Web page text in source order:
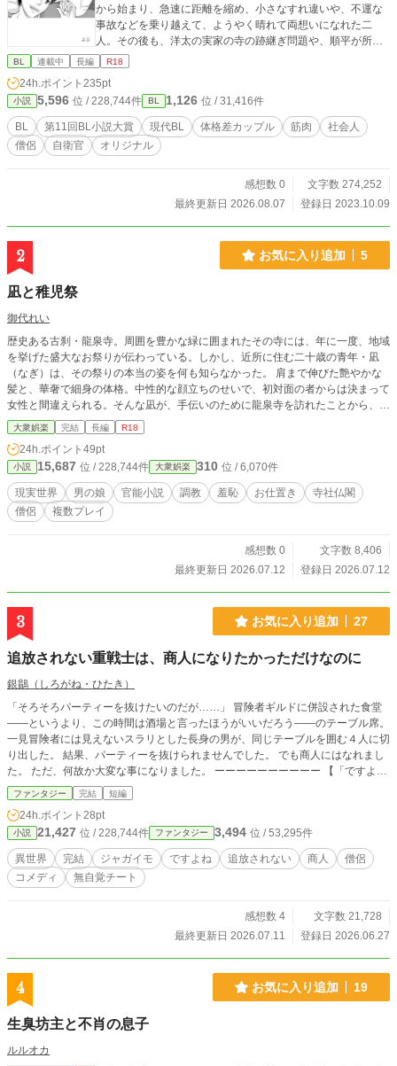
から始まり、急速に距離を縮め、小さなすれ違いや、不運な
事故などを乗り越えて、ようやく晴れて両想いになれた二
人。その後も、洋太の実家の寺の跡継ぎ問題や、順平が所属
する自衛隊の陸上部の存続問題など、様々な壁に突き当たる
ルの危機を乗り越えて行く。 海辺の古都で紡がれる、新人僧
侶と筋肉自衛官のボーイズラブ×陸上青春ヒューマンドラマ。
第11回BL小説大賞に参加してみようと、初のオリジナル小説
に挑戦してみることにしました。 過去に１話分だけ漫画（ネ
ーム）で上げてある「潮騒サンセットロード」という作品
のほうも、どうぞご覧になってみて下さい。 もともと漫画で
原稿にする又はネーム原作を目指して描き始めたので、オリ
問題が発生したり、書き直したくなった場合は、いったん投
稿を取り下げるかもです。 （一章と四章の後ろのほうでわり
BL 連載中 長編 R18
24h.ポイント 235pt
小説 5,596 位 / 228,744件 BL 1,126 位 / 31,416件
BL 第11回BL小説大賞 現代BL 体格差カップル 筋肉
社会人
僧侶
自衛官 オリジナル
感想数 0
文字数 274,252
最終更新日 2026.08.07
登録日 2023.10.09
2 お気に入り追加 5
凪と稚児祭
御代れい
歴史ある古刹・龍泉寺。周囲を豊かな緑に囲まれたその寺には、年に一度、地域
を挙げた盛大なお祭りが伝わっている。しかし、近所に住む二十歳の青年・凪
（なぎ）は、その祭りの本当の姿を何も知らなかった。 肩まで伸びた艶やかな
髪と、華奢で細身の体格。中性的な顔立ちのせいで、初対面の者からは決まって
女性と間違えられる。そんな凪が、手伝いのために龍泉寺を訪れたことから、彼
の運命は大きく狂い始めることになる。
大衆娯楽 完結 長編 R18
24h.ポイント 49pt
小説 15,687 位 / 228,744件 大衆娯楽 310 位 / 6,070件
現実世界 男の娘 官能小説 調教 羞恥 お仕置き
寺社仏閣
僧侶
複数プレイ
感想数 0
文字数 8,406
最終更新日 2026.07.12
登録日 2026.07.12
3 お気に入り追加 27
追放されない重戦士は、商人になりたかっただけなのに
銀鶲（しろがね・ひたき）
​「そろそろパーティーを抜けたいのだが……」 ​冒険者ギルドに併設された食堂
――というより、この時間は酒場と言ったほうがいいだろう――のテーブル席。
一見冒険者には見えないスラリとした長身の男が、同じテーブルを囲む４人に切
り出した。 結果、パーティーを抜けられませんでした。 でも商人にはなれまし
た。 ただ、何故か大変な事になりました。 ​ーーーーーーーーーー 【「ですよ
ね！シリーズ」について】 本作は「ですよね！シリーズ」の第３作目ですが、*
*単体（本作から）でも問題なくお楽しみいただけます！** ◆ シリーズラインナ
ップ ・1作目：『真実の愛は何よりも優先される』と婚約破棄した王子、「です
よね！」と言われる。 ・2作目：『お姉様、そのネックレス素敵ね』と微笑んだ
義妹は、何も欲しがっていない件について ・3作目：追放されない重戦士は、商
人になりたかっただけなのに（※本作） ・4作目：婚約破棄で返り討ちにされた
元王子、「真実の愛」で世界を救う？
ファンタジー 完結 短編
24h.ポイント 28pt
小説 21,427 位 / 228,744件 ファンタジー 3,494 位 / 53,295件
異世界 完結 ジャガイモ ですよね 追放されない 商人
僧侶
コメディ
無自覚チート
感想数 4
文字数 21,728
最終更新日 2026.07.11
登録日 2026.06.27
4 お気に入り追加 19
生臭坊主と不肖の息子
ルルオカ